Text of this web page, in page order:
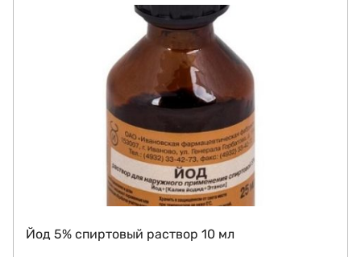
Йод 5% спиртовый раствор 10 мл